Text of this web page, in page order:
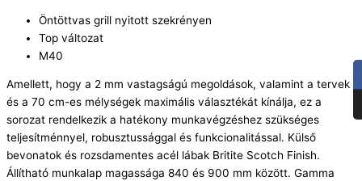
Öntöttvas grill nyitott szekrényen
Top változat
M40
Amellett, hogy a 2 mm vastagságú megoldások, valamint a tervek
és a 70 cm-es mélységek maximális választékát kínálja, ez a
sorozat rendelkezik a hatékony munkavégzéshez szükséges
teljesítménnyel, robusztussággal és funkcionalitással. Külső
bevonatok és rozsdamentes acél lábak Britite Scotch Finish.
Állítható munkalap magassága 840 és 900 mm között. Gamma